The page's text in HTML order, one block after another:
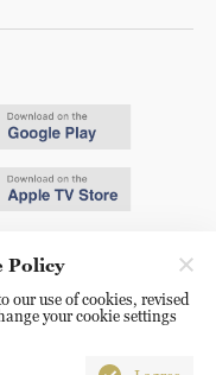
Policy
our use of cookies, revised
your cookie settings